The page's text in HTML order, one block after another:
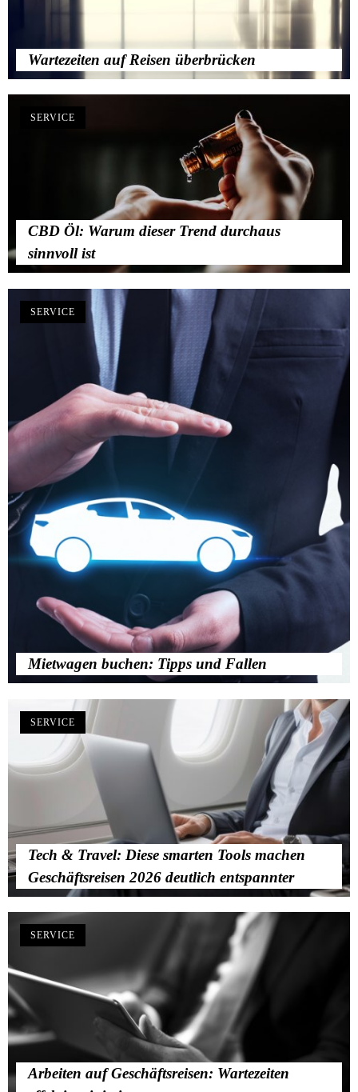
Wartezeiten auf Reisen überbrücken
CBD Öl: Warum dieser Trend durchaus
sinnvoll ist
SERVICE
Mietwagen buchen: Tipps und Fallen
SERVICE
Tech & Travel: Diese smarten Tools machen
Geschäftsreisen 2026 deutlich entspannter
SERVICE
Arbeiten auf Geschäftsreisen: Wartezeiten
SERVICE